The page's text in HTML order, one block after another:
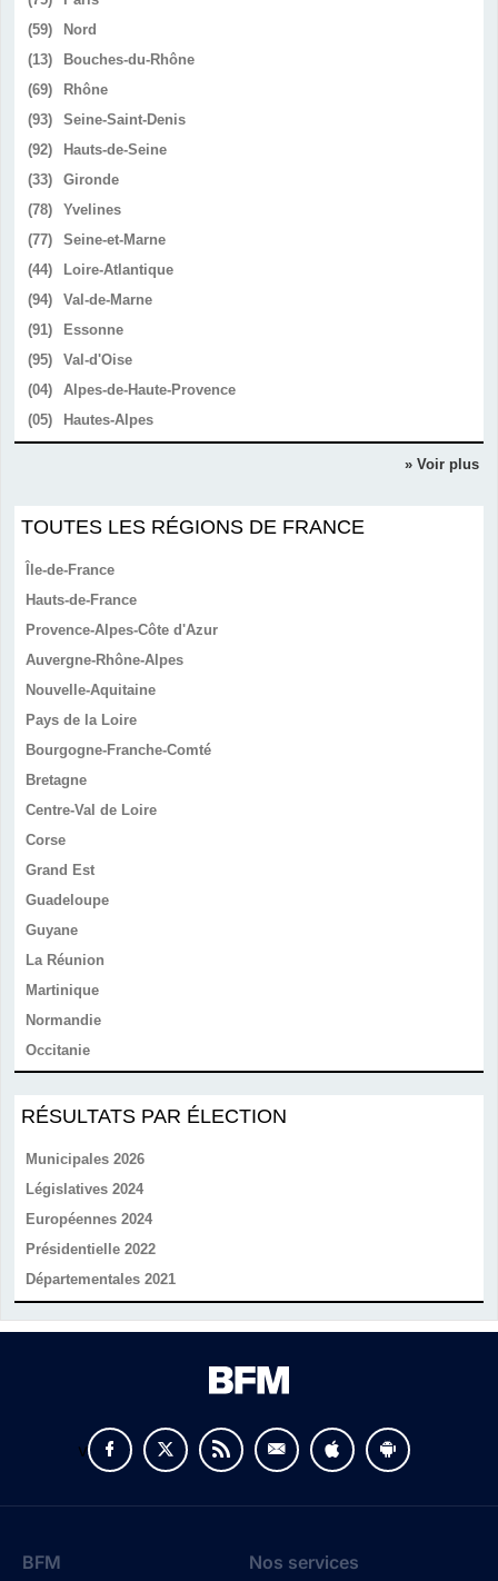
(59)
Nord
(13)
Bouches-du-Rhône
(69)
Rhône
(93)
Seine-Saint-Denis
(92)
Hauts-de-Seine
(33)
Gironde
(78)
Yvelines
(77)
Seine-et-Marne
(44)
Loire-Atlantique
(94)
Val-de-Marne
(91)
Essonne
(95)
Val-d'Oise
(04)
Alpes-de-Haute-Provence
(05)
Hautes-Alpes
» Voir plus
TOUTES LES RÉGIONS DE FRANCE
Île-de-France
Hauts-de-France
Provence-Alpes-Côte d'Azur
Auvergne-Rhône-Alpes
Nouvelle-Aquitaine
Pays de la Loire
Bourgogne-Franche-Comté
Bretagne
Centre-Val de Loire
Corse
Grand Est
Guadeloupe
Guyane
La Réunion
Martinique
Normandie
Occitanie
RÉSULTATS PAR ÉLECTION
Municipales 2026
Législatives 2024
Européennes 2024
Présidentielle 2022
Départementales 2021
v
BFM Nos services